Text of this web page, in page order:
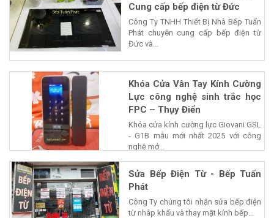
Cung cấp bếp điện từ Đức
Công Ty TNHH Thiết Bị Nhà Bếp Tuấn
Phát chuyên cung cấp bếp điện từ
Đức và...
Khóa Cửa Vân Tay Kính Cường
Lực công nghệ sinh trắc học
FPC – Thụy Điển
Khóa cửa kính cường lực Giovani GSL
- G1B mẫu mới nhất 2025 với công
nghệ mở...
Sửa Bếp Điện Từ - Bếp Tuấn
Phát
Công Ty chúng tôi nhận sửa bếp điện
từ nhâp khẩu và thay mặt kính bếp...